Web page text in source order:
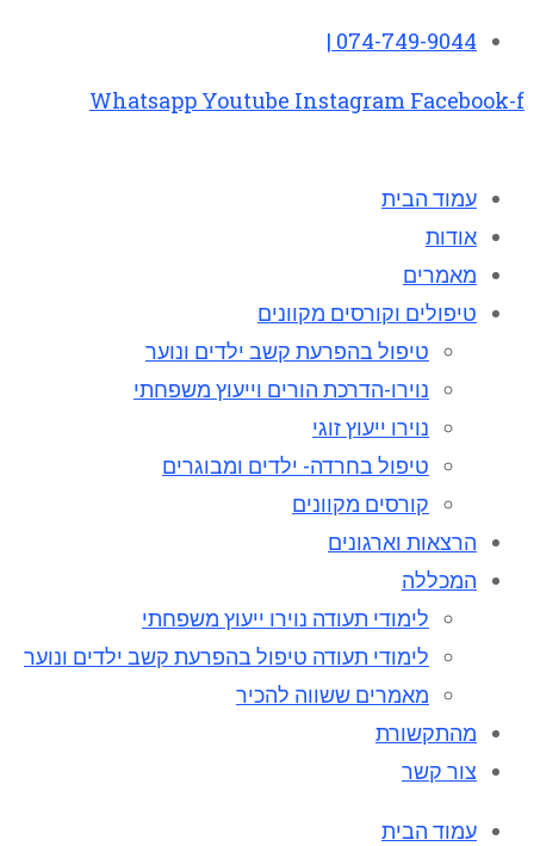
074-749-9044 |
Whatsapp Youtube Instagram Facebook-f
עמוד הבית
אודות
מאמרים
טיפולים וקורסים מקוונים
טיפול בהפרעת קשב ילדים ונוער
נוירו-הדרכת הורים וייעוץ משפחתי
נוירו ייעוץ זוגי
טיפול בחרדה- ילדים ומבוגרים
קורסים מקוונים
הרצאות וארגונים
המכללה
לימודי תעודה נוירו ייעוץ משפחתי
לימודי תעודה טיפול בהפרעת קשב ילדים ונוער
מאמרים ששווה להכיר
מהתקשורת
צור קשר
עמוד הבית